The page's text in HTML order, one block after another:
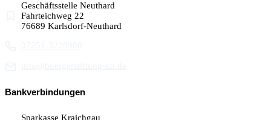
Geschäftsstelle Neuthard
Fahrteichweg 22
76689 Karlsdorf-Neuthard
Bankverbindungen
Sparkasse Kraichgau